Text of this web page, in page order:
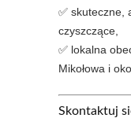
✅ skuteczne,
czyszczące,
✅ lokalna
Mikołowa i
Skontaktuj